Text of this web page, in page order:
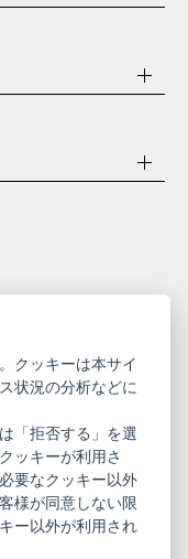
のやまと振
袖
サイト
案内
クッキーは本サイ
状況の分析などに
「拒否する」を選
ッキーが利用さ
要なクッキー以外
様が同意しない限
ー以外が利用され